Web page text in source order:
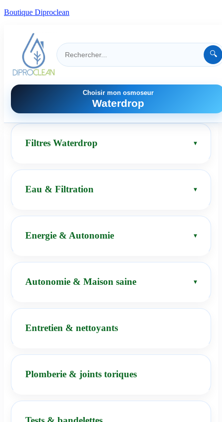
Boutique Diproclean
🔍
Choisir mon osmoseur
Waterdrop
Filtres Waterdrop
Eau & Filtration
Energie & Autonomie
Autonomie & Maison saine
Entretien & nettoyants
Plomberie & joints toriques